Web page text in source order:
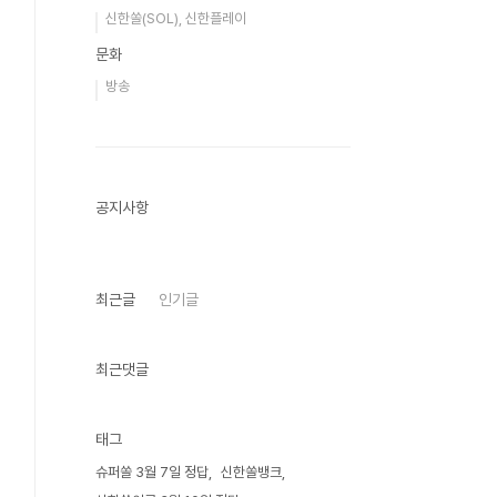
신한쏠(SOL), 신한플레이
문화
방송
공지사항
최근글 인기글
최근댓글
태그
슈퍼쏠 3월 7일 정답
신한쏠뱅크